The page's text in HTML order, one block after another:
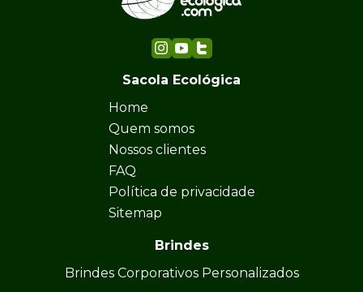
Sacola Ecológica
Home
Quem somos
Nossos clientes
FAQ
Política de privacidade
Sitemap
Brindes
Brindes Corporativos Personalizados